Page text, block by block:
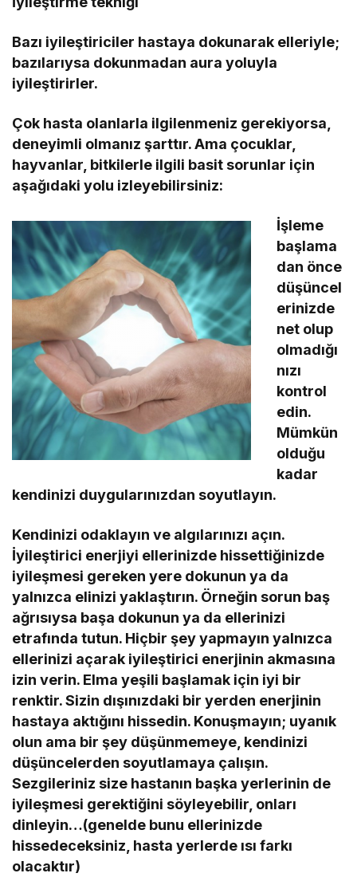
Bazı iyileştiriciler hastaya dokunarak elleriyle;
bazılarıysa dokunmadan aura yoluyla
iyileştirirler.
Çok hasta olanlarla ilgilenmeniz gerekiyorsa,
deneyimli olmanız şarttır. Ama çocuklar,
hayvanlar, bitkilerle ilgili basit sorunlar için
aşağıdaki yolu izleyebilirsiniz:
İşleme
başlama
dan önce
düşüncel
erinizde
net olup
olmadığı
nızı
kontrol
edin.
Mümkün
olduğu
kadar
kendinizi duygularınızdan soyutlayın.
Kendinizi odaklayın ve algılarınızı açın.
İyileştirici enerjiyi ellerinizde hissettiğinizde
iyileşmesi gereken yere dokunun ya da
yalnızca elinizi yaklaştırın. Örneğin sorun baş
ağrısıysa başa dokunun ya da ellerinizi
etrafında tutun. Hiçbir şey yapmayın yalnızca
ellerinizi açarak iyileştirici enerjinin akmasına
izin verin. Elma yeşili başlamak için iyi bir
renktir. Sizin dışınızdaki bir yerden enerjinin
hastaya aktığını hissedin. Konuşmayın; uyanık
olun ama bir şey düşünmemeye, kendinizi
düşüncelerden soyutlamaya çalışın.
Sezgileriniz size hastanın başka yerlerinin de
iyileşmesi gerektiğini söyleyebilir, onları
dinleyin…(genelde bunu ellerinizde
hissedeceksiniz, hasta yerlerde ısı farkı
olacaktır)